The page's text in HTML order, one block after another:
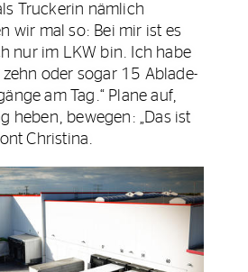
Truckerin nämlich
wir mal so: Bei mir ist es
nur im LKW bin. Ich habe
zehn oder sogar 15 Ablade-
am Tag.“ Plane auf,
heben, bewegen: „Das ist
Christina.